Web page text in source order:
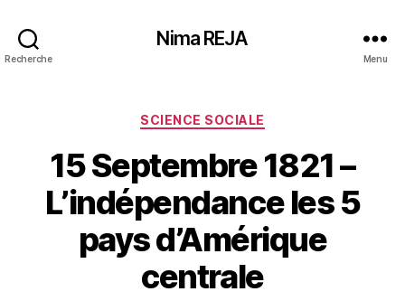
Recherche
Nima REJA
Menu
Catégories
SCIENCE SOCIALE
15 Septembre 1821 –
L’indépendance les 5
pays d’Amérique
centrale